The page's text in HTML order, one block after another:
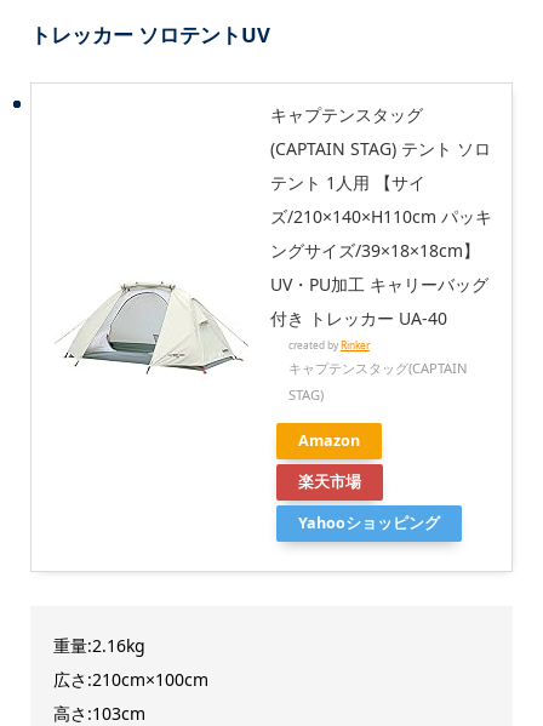
トレッカー ソロテントUV
キャプテンスタッグ
(CAPTAIN STAG) テント ソロ
テント 1人用 【サイ
ズ/210×140×H110cm パッキ
ングサイズ/39×18×18cm】
UV・PU加工 キャリーバッグ
付き トレッカー UA-40
created byRinker
キャプテンスタッグ(CAPTAIN
STAG)
Amazon
楽天市場
Yahooショッピング
重量:2.16kg
広さ:210cm×100cm
高さ:103cm